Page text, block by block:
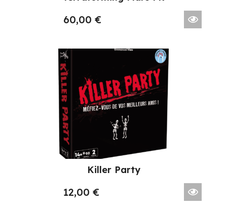
60,00€
Killer Party
12,00€